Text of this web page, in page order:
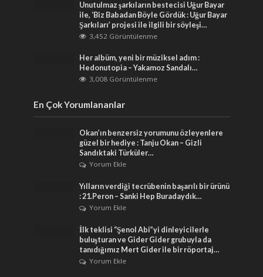
Unutulmaz şarkıların bestecisi Uğur Bayar
ile, ‘Biz Babadan Böyle Gördük : Uğur Bayar
Şarkıları’ projesi ile ilgili bir söyleşi…
3,452 Görüntülenme
Her albüm, yeni bir müziksel adım :
Hedonutopia – Yakamoz Sandalı…
3,008 Görüntülenme
En Çok Yorumlananlar
Okan’ın benzersiz yorumunu özleyenlere
güzel bir hediye : Tanju Okan – Gizli
Sandıktaki Türküler…
Yorum Ekle
Yılların verdiği tecrübenin başarılı bir ürünü
: 21.Peron – Sanki Hep Buradaydık…
Yorum Ekle
İlk teklisi “Şenol Abi”yi dinleyicilerle
buluşturan ve Gider Gider grubuyla da
tanıdığımız Mert Gider ile bir röportaj…
Yorum Ekle